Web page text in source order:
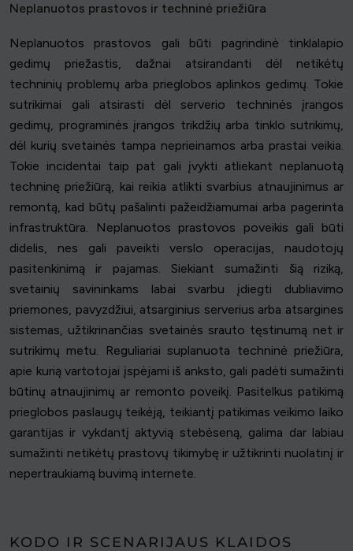
Neplanuotos prastovos ir techninė priežiūra
Neplanuotos prastovos gali būti pagrindinė tinklalapio
gedimų priežastis, dažnai atsirandanti dėl netikėtų
techninių problemų arba prieglobos aplinkos gedimų. Tokie
sutrikimai gali atsirasti dėl serverio techninės įrangos
gedimų, programinės įrangos trikdžių arba tinklo sutrikimų,
dėl kurių svetainės tampa neprieinamos arba prastai veikia.
Tokie incidentai taip pat gali įvykti atliekant neplanuotą
techninę priežiūrą, kai reikia atlikti svarbius atnaujinimus ar
remontą, kad būtų pašalinti pažeidžiamumai arba pagerinta
infrastruktūra. Neplanuotos prastovos poveikis gali būti
didelis, nes gali paveikti verslo operacijas, naudotojų
pasitenkinimą ir pajamas. Siekiant sumažinti šią riziką,
svetainių savininkams labai svarbu įdiegti dubliavimo
priemones, pavyzdžiui, atsarginius serverius arba atsargines
sistemas, užtikrinančias svetainės srauto tęstinumą net ir
sutrikimų metu. Reguliariai suplanuota techninė priežiūra,
apie kurią vartotojai įspėjami iš anksto, gali padėti sumažinti
būtinų atnaujinimų ar remonto poveikį. Pasitelkus patikimą
prieglobos paslaugų teikėją, teikiantį patikimas veikimo laiko
garantijas ir vykdantį aktyvią stebėseną, galima dar labiau
sumažinti netikėtų prastovų tikimybę ir užtikrinti nuolatinį ir
nepertraukiamą buvimą internete.
KODO IR SCENARIJAUS KLAIDOS